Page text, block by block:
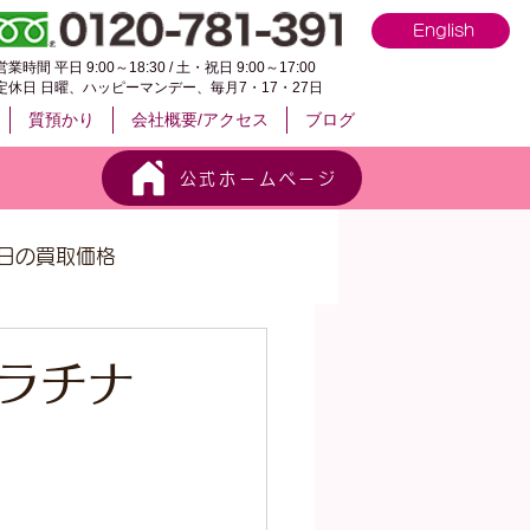
English
業時間 平日 9:00～18:30 / 土・祝日 9:00～17:00
休日 日曜、ハッピーマンデー、毎月7・17・27日
質預かり 会社概要/アクセス ブログ
公式ホームページ
の買取価格
チナ